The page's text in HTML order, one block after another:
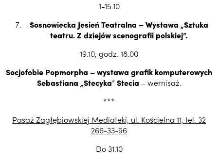
1-15.10
Sosnowiecka Jesień Teatralna – Wystawa „Sztuka
teatru. Z dziejów scenografii polskiej”.
19.10, godz. 18.00
Socjofobie Popmorpha – wystawa grafik komputerowych
Sebastiana „Stecyka” Stecia – wernisaż.
***
Pasaż Zagłębiowskiej Mediateki, ul. Kościelna 11, tel. 32
266-33-96
Do 31.10